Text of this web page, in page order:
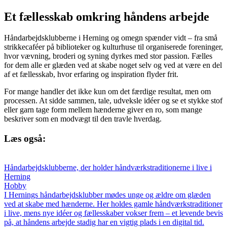
Et fællesskab omkring håndens arbejde
Håndarbejdsklubberne i Herning og omegn spænder vidt – fra små
strikkecaféer på biblioteker og kulturhuse til organiserede foreninger,
hvor vævning, broderi og syning dyrkes med stor passion. Fælles
for dem alle er glæden ved at skabe noget selv og ved at være en del
af et fællesskab, hvor erfaring og inspiration flyder frit.
For mange handler det ikke kun om det færdige resultat, men om
processen. At sidde sammen, tale, udveksle idéer og se et stykke stof
eller garn tage form mellem hænderne giver en ro, som mange
beskriver som en modvægt til den travle hverdag.
Læs også:
Håndarbejdsklubberne, der holder håndværkstraditionerne i live i
Herning
Hobby
I Hernings håndarbejdsklubber mødes unge og ældre om glæden
ved at skabe med hænderne. Her holdes gamle håndværkstraditioner
i live, mens nye idéer og fællesskaber vokser frem – et levende bevis
på, at håndens arbejde stadig har en vigtig plads i en digital tid.